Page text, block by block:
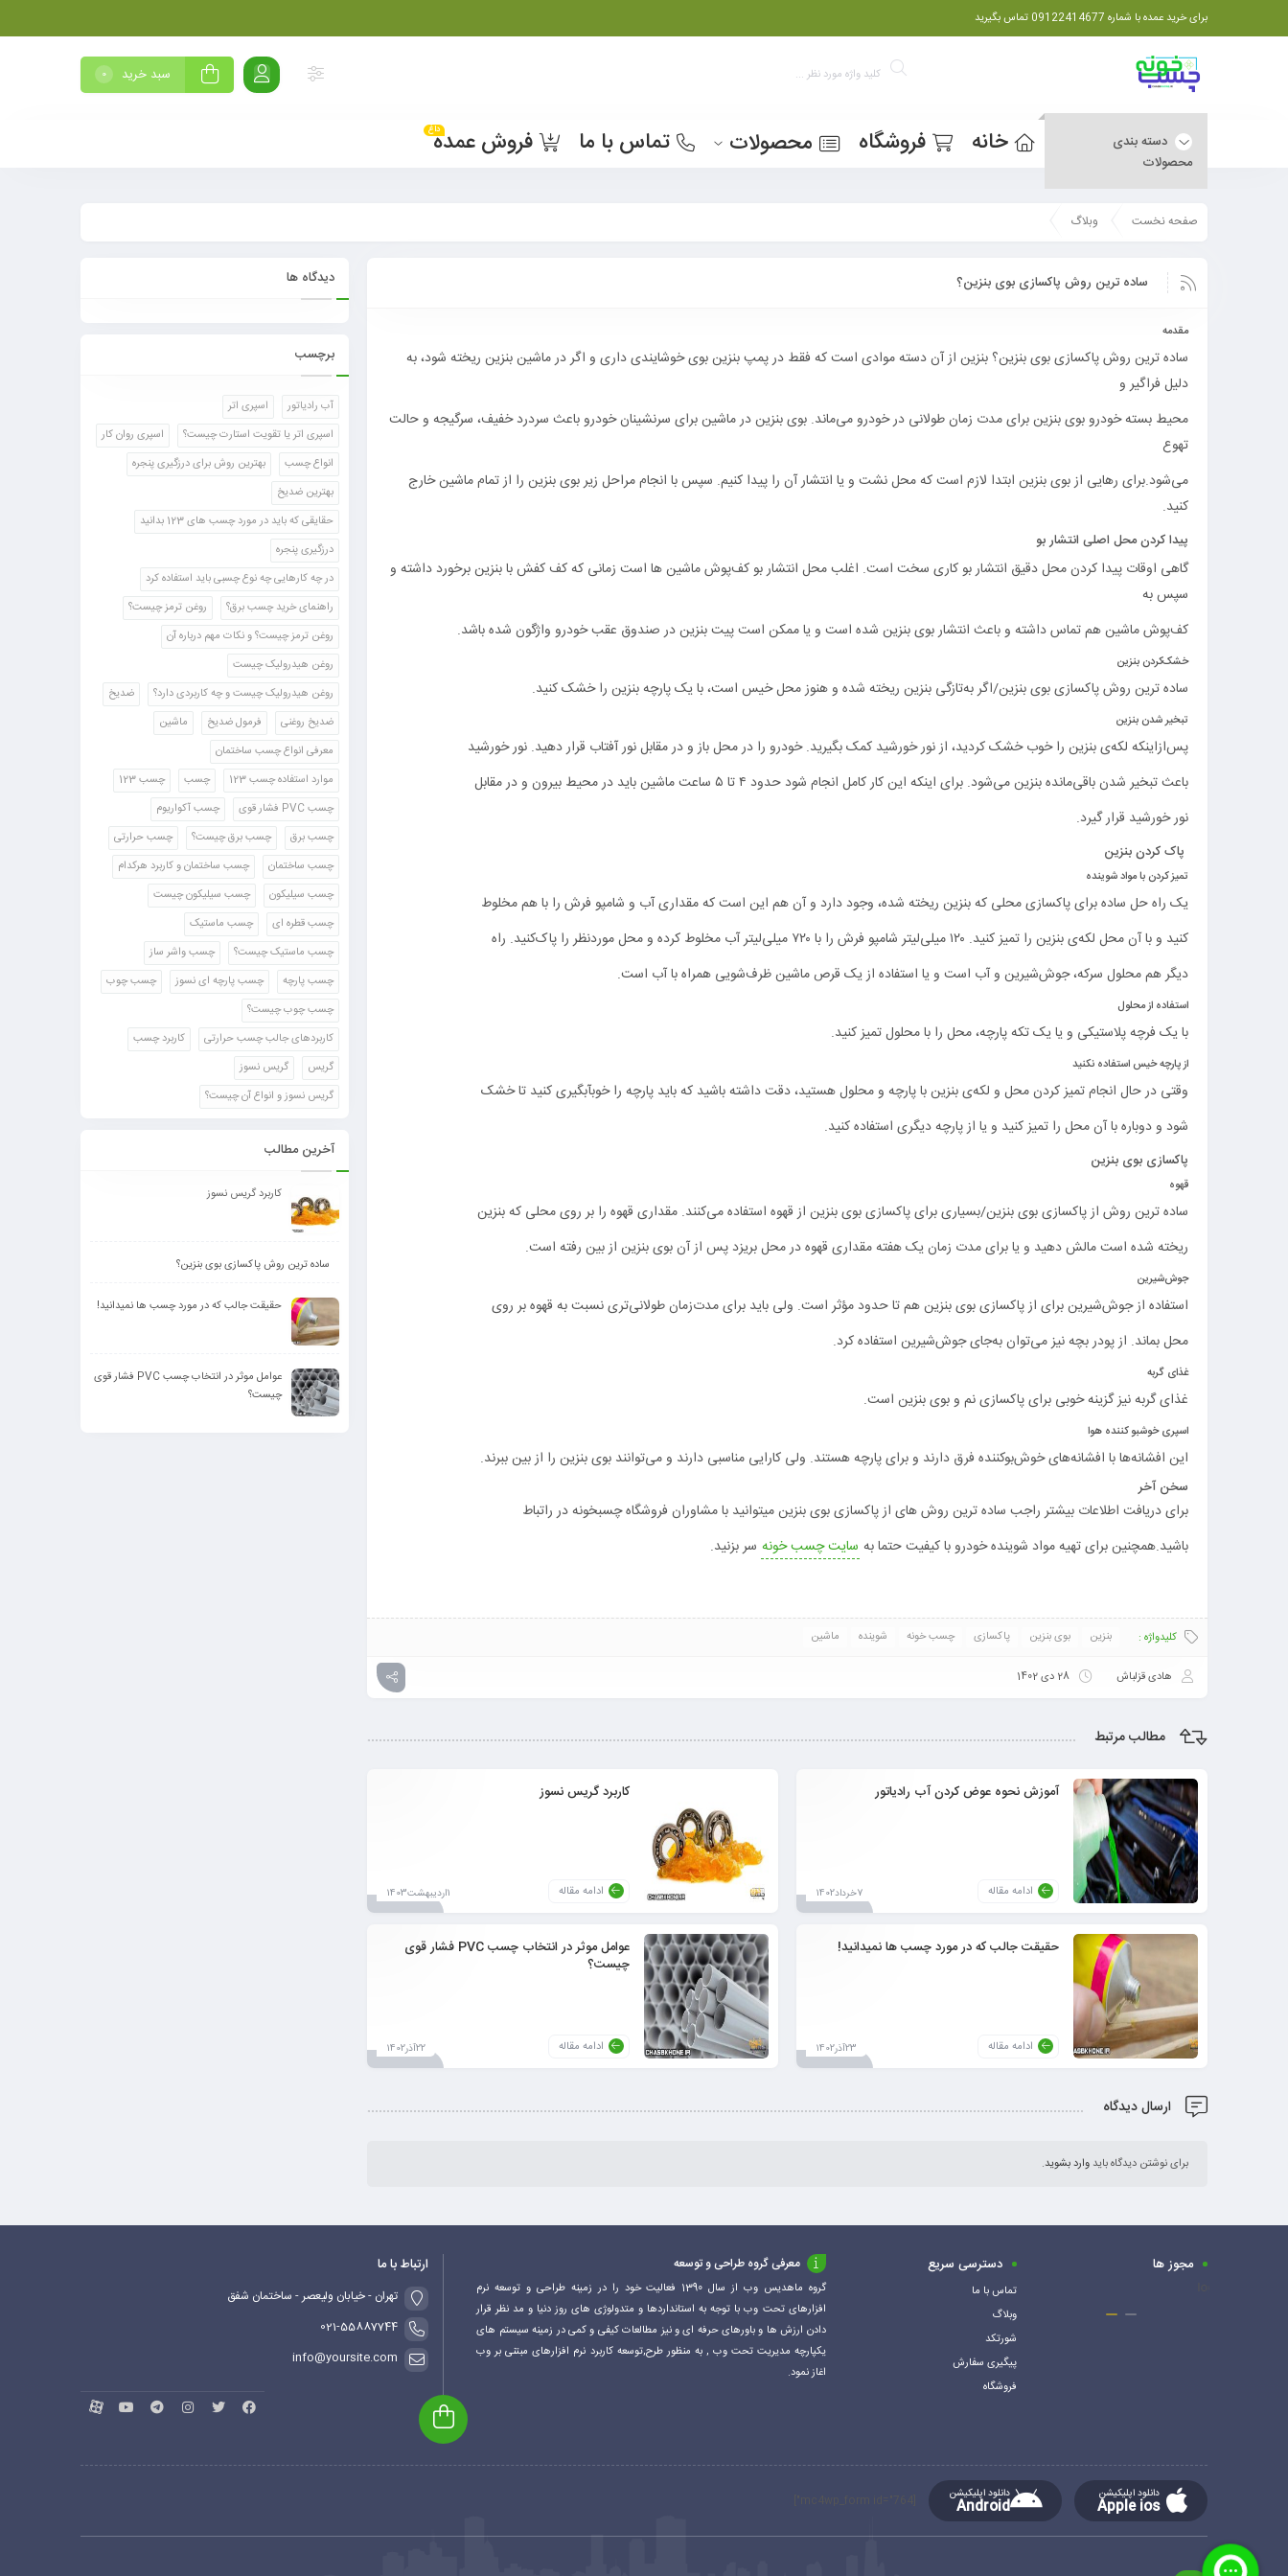
برای خرید عمده با شماره 09122414677 تماس بگیرید
سبد خرید 0
دسته بندی
محصولات
خانه فروشگاه محصولات تماس با ما فروش عمدهداغ
صفحه نخست وبلاگ
ساده ترین روش پاکسازی بوی بنزین؟
مقدمه
ساده ترین روش پاکسازی بوی بنزین؟ بنزین از آن دسته موادی است که فقط در پمپ‌ بنزین بوی خوشایندی داری و اگر در ماشین بنزین ریخته شود، به
دلیل فراگیر و
محیط بسته خودرو بوی بنزین برای مدت‌ زمان طولانی در خودرو می‌ماند. بوی بنزین در ماشین برای سرنشینان خودرو باعث سردرد خفیف، سرگیجه و حالت
تهوع
می‌شود.برای رهایی از بوی بنزین ابتدا لازم است که محل نشت و یا انتشار آن را پیدا کنیم. سپس با انجام مراحل زیر بوی بنزین را از تمام ماشین خارج
کنید.
پیدا کردن محل اصلی انتشار بو
گاهی اوقات پیدا کردن محل دقیق انتشار بو کاری سخت است. اغلب محل انتشار بو کف‌پوش ماشین‌ ها است زمانی که کف کفش با بنزین برخورد داشته و
سپس به
کف‌پوش ماشین هم تماس داشته و باعث انتشار بوی بنزین شده است و یا ممکن است پیت بنزین در صندوق‌ عقب خودرو واژگون شده باشد.
خشک‌کردن بنزین
ساده ترین روش پاکسازی بوی بنزین/اگر به‌تازگی بنزین ریخته شده و هنوز محل خیس است، با یک پارچه بنزین را خشک‌ کنید.
تبخیر شدن بنزین
پس‌ازاینکه لکه‌ی بنزین را خوب خشک کردید، از نور خورشید کمک بگیرید. خودرو را در محل باز و در مقابل نور آفتاب قرار دهید. نور خورشید
باعث تبخیر شدن باقی‌مانده بنزین می‌شود. برای اینکه این کار کامل انجام شود حدود ۴ تا ۵ ساعت ماشین باید در محیط بیرون و در مقابل
نور خورشید قرار گیرد.
پاک کردن بنزین
تمیز کردن با مواد شوینده
یک‌ راه حل ساده برای پاکسازی محلی که بنزین ریخته شده، وجود دارد و آن‌ هم این است که مقداری آب و شامپو فرش را با هم مخلوط
کنید و با آن محل لکه‌ی بنزین را تمیز کنید. ۱۲۰ میلی‌لیتر شامپو فرش را با ۷۲۰ میلی‌لیتر آب مخلوط کرده و محل موردنظر را پاک‌کنید. راه
دیگر هم محلول سرکه، جوش‌شیرین و آب است و یا استفاده از یک قرص ماشین ظرف‌شویی همراه با آب است.
استفاده از محلول
با یک فرچه پلاستیکی و یا یک‌ تکه پارچه، محل را با محلول تمیز کنید.
از پارچه خیس استفاده نکنید
وقتی در حال انجام تمیز کردن محل و لکه‌ی بنزین با پارچه و محلول هستید، دقت داشته باشید که باید پارچه را خوبآبگیری کنید تا خشک
شود و دوباره با آن محل را تمیز کنید و یا از پارچه دیگری استفاده کنید.
پاکسازی بوی بنزین
قهوه
ساده ترین روش از پاکسازی بوی بنزین/بسیاری برای پاکسازی بوی بنزین از قهوه استفاده می‌کنند. مقداری قهوه را بر روی محلی که بنزین
ریخته شده است مالش دهید و یا برای مدت‌ زمان یک هفته مقداری قهوه در محل بریزد پس‌ از آن بوی بنزین از بین رفته است.
جوش‌شیرین
استفاده از جوش‌شیرین برای از پاکسازی بوی بنزین هم تا حدود مؤثر است. ولی باید برای مدت‌زمان طولانی‌تری نسبت به قهوه بر روی
محل بماند. از پودر بچه نیز می‌توان به‌جای جوش‌شیرین استفاده کرد.
غذای گربه
غذای گربه نیز گزینه خوبی برای پاکسازی نم و بوی بنزین است.
اسپری خوشبو کننده هوا
این افشانه‌ها با افشانه‌های خوش‌بوکننده فرق دارند و برای پارچه هستند. ولی کارایی مناسبی دارند و می‌توانند بوی بنزین را از بین ببرند.
سخن آخر
برای دریافت اطلاعات بیشتر راجب ساده ترین روش های از پاکسازی بوی بنزین میتوانید با مشاوران فروشگاه چسبخونه در راتباط
باشید.همچنین برای تهیه مواد شوینده خودرو با کیفیت حتما به سایت چسب خونه سر بزنید.
کلیدواژه : بنزین بوی بنزین پاکسازی چسب خونه شوینده ماشین
هادی قزلباش 28 دی 1402
مطالب مرتبط
آموزش نحوه عوض کردن آب رادیاتور
ادامه مقاله 7خرداد1402
کاربرد گریس نسوز
ادامه مقاله 1اردیبهشت1403
حقیقت جالب که در مورد چسب ها نمیدانید!
ادامه مقاله 23آذر1402
عوامل موثر در انتخاب چسب PVC فشار قوی
چیست؟
ادامه مقاله 22آذر1402
ارسال دیدگاه
برای نوشتن دیدگاه باید وارد بشوید.
دیدگاه ها
برچسب
آب رادیاتور
اسپری اتر
اسپری اتر یا تقویت استارت چیست؟
اسپری روان کار
انواع چسب
بهترین روش برای درزگیری پنجره
بهترین ضدیخ
حقایقی که باید در مورد چسب های 123 بدانید
درزگیری پنجره
در چه کارهایی چه نوع چسبی باید استفاده کرد
راهنمای خرید چسب برق؟
روغن ترمز چیست؟
روغن ترمز چیست؟ و نکات مهم درباره آن
روغن هیدرولیک چیست
روغن هیدرولیک چیست و چه کاربردی دارد؟
ضدیخ
ضدیخ روغنی
فرمول ضدیخ
ماشین
معرفی انواع چسب ساختمان
موارد استفاده چسب 123
چسب
چسب 123
چسب PVC فشار قوی
چسب آکواریوم
چسب برق
چسب برق چیست؟
چسب حرارتی
چسب ساختمان
چسب ساختمان و کاربرد هرکدام
چسب سیلیکون
چسب سیلیکون چیست
چسب قطره ای
چسب ماستیک
چسب ماستیک چیست؟
چسب واشر ساز
چسب پارچه
چسب پارچه ای نسوز
چسب چوب
چسب چوب چیست؟
کاربردهای جالب چسب حرارتی
کاربرد چسب
گریس
گریس نسوز
گریس نسوز و انواع آن چیست؟
آخرین مطالب
کاربرد گریس نسوز
ساده ترین روش پاکسازی بوی بنزین؟
حقیقت جالب که در مورد چسب ها نمیدانید!
عوامل موثر در انتخاب چسب PVC فشار قوی
چیست؟
مجوز ها دسترسی سریع
تماس با ما
وبلاگ
شورتکد
پیگیری سفارش
فروشگاه
معرفی گروه طراحی و توسعه
گروه ماهدیس وب از سال 1390 فعالیت خود را در زمینه طراحی و توسعه نرم
افزارهای تحت وب با توجه به استانداردها و متدولوژی های روز دنیا و مد نظر قرار
دادن ارزش ها و باورهای حرفه ای و نیز مطالعات کیفی و کمی در زمینه سیستم های
یکپارچه مدیریت تحت وب , به منظور طرح,توسعه کاربرد نرم افزارهای مبتنی بر وب
اغاز نمود.
ارتباط با ما
تهران - خیابان ولیعصر - ساختمان شفق
021-55887744
info@yoursite.com
دانلود اپلیکیشن
Apple ios
دانلود اپلیکیشن
Android